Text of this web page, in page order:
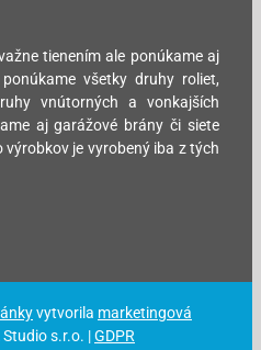
tienením ale ponúkame aj
všetky druhy roliet,
vnútorných a vonkajších
aj garážové brány či siete
je vyrobený iba z tých
vytvorila marketingová
Studio s.r.o. |GDPR